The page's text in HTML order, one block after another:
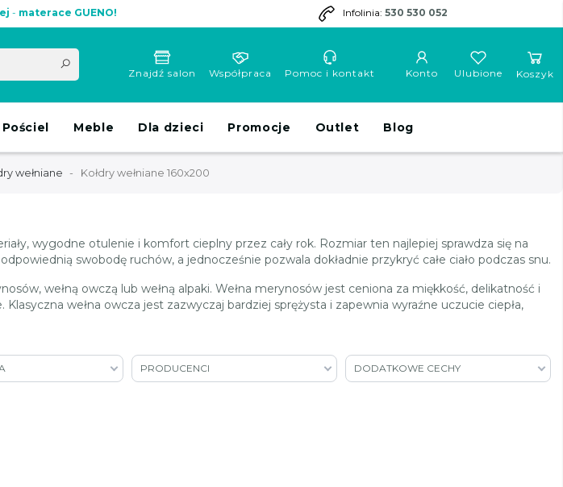
- materace GUENO! Infolinia: 530 530 052
Znajdź salon Współpraca Pomoc i kontakt Konto Koszyk
Ulubione
Pościel Meble Dla dzieci Promocje Outlet Blog
wełniane Kołdry wełniane 160x200
wygodne otulenie i komfort cieplny przez cały rok. Rozmiar ten najlepiej sprawdza się na
swobodę ruchów, a jednocześnie pozwala dokładnie przykryć całe ciało podczas snu.
wełną owczą lub wełną alpaki. Wełna merynosów jest ceniona za miękkość, delikatność i
wełna owcza jest zazwyczaj bardziej sprężysta i zapewnia wyraźne uczucie ciepła,
PRODUCENCI DODATKOWE CECHY